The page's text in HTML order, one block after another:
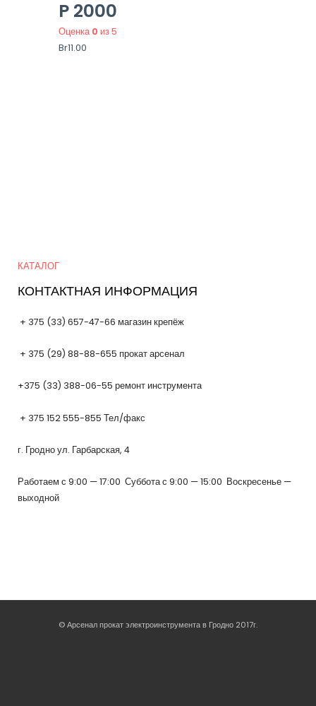
P 2000
Оценка0 из 5
Br11.00
КАТАЛОГ
КОНТАКТНАЯ ИНФОРМАЦИЯ
+ 375 (33) 657-47-66 магазин крепёж
+ 375 (29) 88-88-655 прокат арсенал
+375 (33) 388-06-55 ремонт инструмента
+ 375 152 555-855 Тел/факс
г. Гродно ул. Гарбарская, 4
Работаем с 9:00 — 17:00 Суббота с 9:00 — 15:00 Воскресенье —
выходной
© Арсенал прокат электроинструмента в Гродно 2017г.